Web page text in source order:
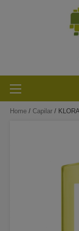
Primary
Menu
Home / Capilar /